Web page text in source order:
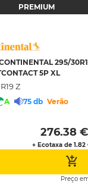
PREMIUM
295/
5P XL
Z
A 75 db Verão
276.38 €
+ Ecotaxa de 1.82
Preço